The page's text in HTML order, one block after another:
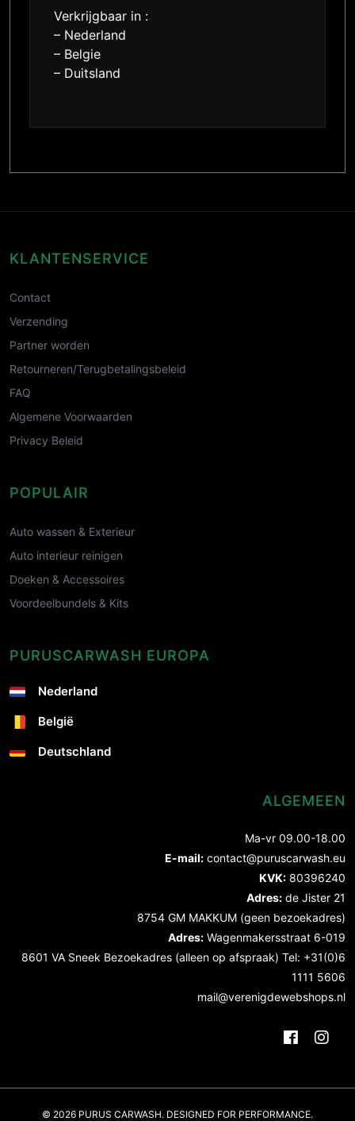
Verkrijgbaar in :
– Nederland
– Belgie
– Duitsland
KLANTENSERVICE
Contact
Verzending
Partner worden
Retourneren/Terugbetalingsbeleid
FAQ
Algemene Voorwaarden
Privacy Beleid
POPULAIR
Auto wassen & Exterieur
Auto interieur reinigen
Doeken & Accessoires
Voordeelbundels & Kits
PURUSCARWASH EUROPA
Nederland
België
Deutschland
ALGEMEEN
Ma-vr 09.00-18.00
E-mail: contact@puruscarwash.eu
KVK: 80396240
Adres: de Jister 21
8754 GM MAKKUM (geen bezoekadres)
Adres: Wagenmakersstraat 6-019
8601 VA Sneek Bezoekadres (alleen op afspraak) Tel: +31(0)6
1111 5606
mail@verenigdewebshops.nl
© 2026 PURUS CARWASH. DESIGNED FOR PERFORMANCE.